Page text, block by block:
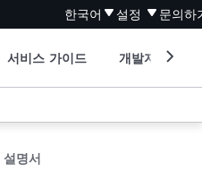
한국어 설정 문의하
서비스 가이드 개발자 도구
설명서